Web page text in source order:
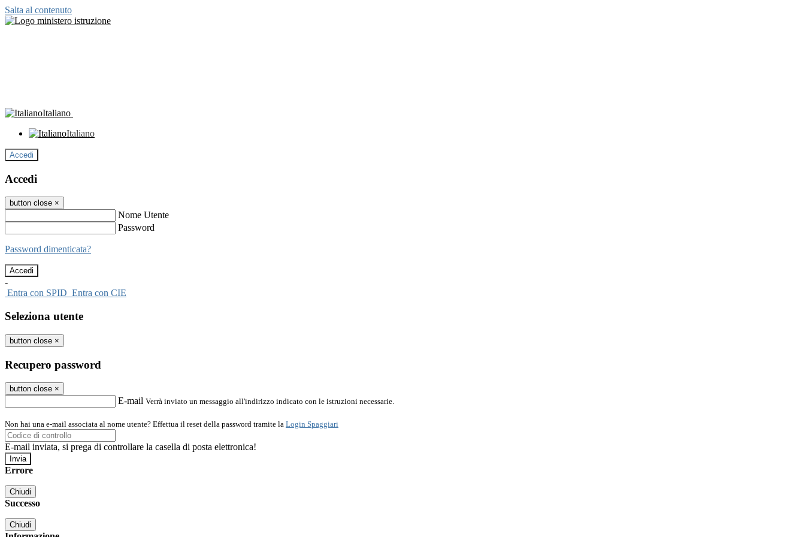
Salta al contenuto
Italiano
Italiano
Accedi
Accedi
button close ×
Nome Utente
Password
Password dimenticata?
-
Entra con SPID Entra con CIE
Seleziona utente
button close ×
Recupero password
button close ×
E-mail Verrà inviato un messaggio all'indirizzo indicato con le istruzioni necessarie.
Non hai una e-mail associata al nome utente? Effettua il reset della password tramite la Login Spaggiari
E-mail inviata, si prega di controllare la casella di posta elettronica!
Errore
Chiudi
Successo
Chiudi